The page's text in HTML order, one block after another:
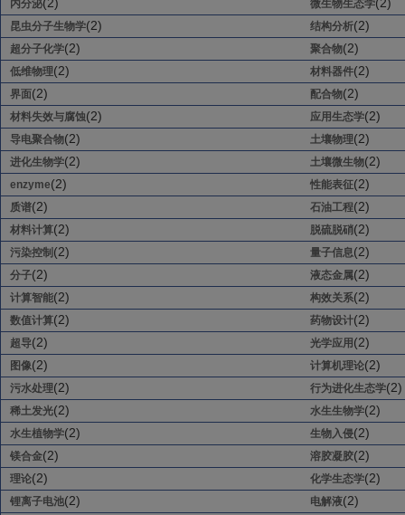
内分泌 微生物生态学
昆虫分子生物学(2) 结构分析(2)
超分子化学(2) 聚合物(2)
低维物理(2) 材料器件(2)
界面(2) 配合物(2)
材料失效与腐蚀(2) 应用生态学(2)
导电聚合物(2) 土壤物理(2)
进化生物学(2) 土壤微生物(2)
enzyme(2) 性能表征(2)
质谱(2) 石油工程(2)
材料计算(2) 脱硫脱硝(2)
污染控制 (2) 量子信息(2)
分子(2) 液态金属(2)
计算智能(2) 构效关系(2)
数值计算(2) 药物设计(2)
超导(2) 光学应用 (2)
图像(2) 计算机理论(2)
污水处理(2) 行为进化生态学(2)
稀土发光(2) 水生生物学(2)
水生植物学(2) 生物入侵(2)
镁合金(2) 溶胶凝胶(2)
理论(2) 化学生态学(2)
锂离子电池(2) 电解液(2)